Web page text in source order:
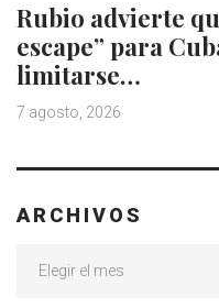
Rubio advierte
escape” para
limitarse…
7 agosto, 2026
ARCHIVOS